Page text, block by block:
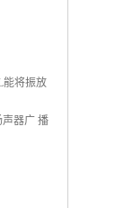
能将振放
器广 播